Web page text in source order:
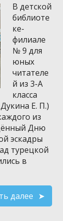
В детской
библиоте
ке-
филиале
№ 9 для
юных
читателе
й из 3-А
класса
Е. П.)
из
Дню
эскадры
турецкой
в
далее